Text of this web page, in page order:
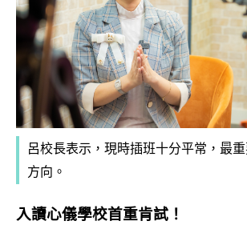
呂校長表示，現時插班十分平常，最
方向。
入讀心儀學校首重肯試！